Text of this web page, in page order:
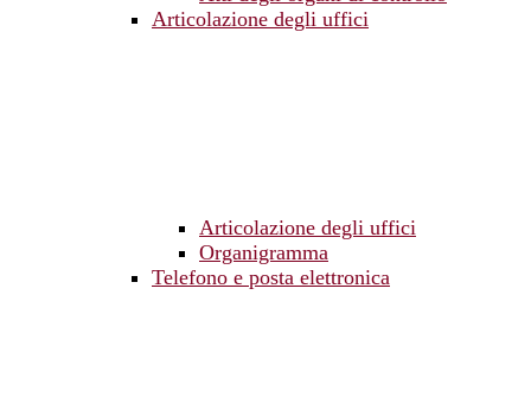
Articolazione degli uffici
Articolazione degli uffici
Organigramma
Telefono e posta elettronica